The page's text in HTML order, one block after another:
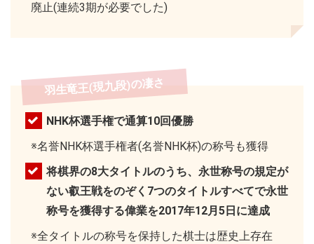
廃止(連続3期が必要でした)
羽生竜王(現九段)の凄さ
NHK杯選手権で通算10回優勝
※名誉NHK杯選手権者(名誉NHK杯)の称号も獲得
将棋界の8大タイトルのうち、永世称号の規定が
ない叡王戦をのぞく7つのタイトルすべてで永世
称号を獲得する偉業を2017年12月5日に達成
※全タイトルの称号を保持した棋士は歴史上存在